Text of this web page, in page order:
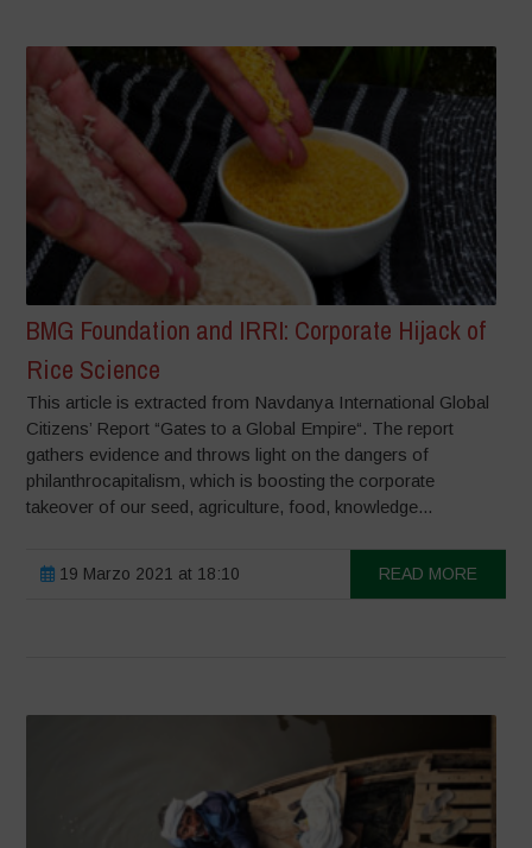
BMG Foundation and IRRI: Corporate Hijack of
Rice Science
This article is extracted from Navdanya International Global
Citizens’ Report “Gates to a Global Empire“. The report
gathers evidence and throws light on the dangers of
philanthrocapitalism, which is boosting the corporate
takeover of our seed, agriculture, food, knowledge...
19 Marzo 2021 at 18:10 READ MORE